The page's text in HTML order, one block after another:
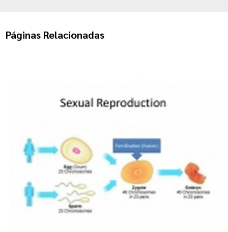
Páginas Relacionadas